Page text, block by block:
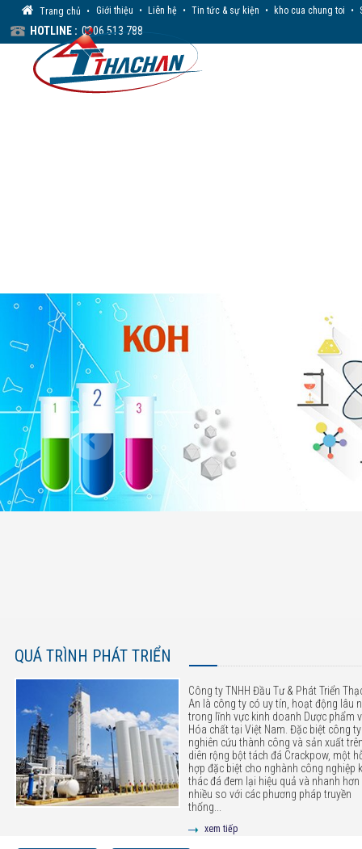
Trang chủ • Giới thiệu • Liên hệ • Tin tức & sự kiện • kho cua chung toi •
HOTLINE : 0906 513 788
QUÁ TRÌNH PHÁT TRIỂN
Công ty TNHH Đầu Tư & Phát Triển
An là công ty có uy tín, hoạt động lâu
trong lĩnh vực kinh doanh Dược phẩm
Hóa chất tại Việt Nam. Đặc biệt công
nghiên cứu thành công và sản xuất
diên rộng bột tách đá Crackpow, một
hợp đặc biệt cho nghành công nghiệp
thác đá đem lại hiệu quả và nhanh
nhiều so với các phương pháp truyền
thống...
xem tiếp